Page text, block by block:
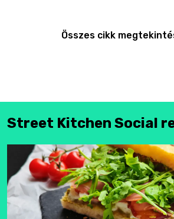
Összes cikk
Street Kitchen Social